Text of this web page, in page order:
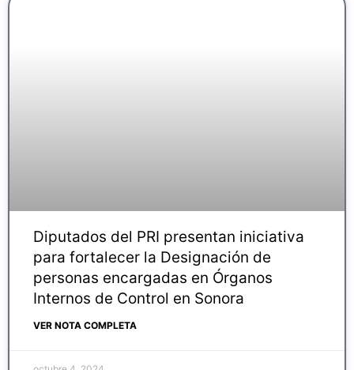
Diputados del PRI presentan iniciativa
para fortalecer la Designación de
personas encargadas en Órganos
Internos de Control en Sonora
VER NOTA COMPLETA